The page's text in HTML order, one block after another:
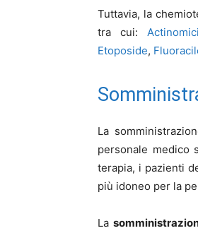
Tuttavia, la
tra cui:
Etoposide,
La
personale medico
terapia, i pazienti
più idoneo per la
La